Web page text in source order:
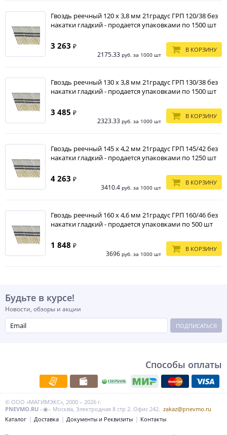
Гвоздь реечный 120 х 3,8 мм 21градус ГРП 120/38 без
накатки гладкий - продается упаковками по 1500 шт
2175.33 руб. за 1000 шт
3 263 ₽ В КОРЗИНУ
Гвоздь реечный 130 х 3,8 мм 21градус ГРП 130/38 без
накатки гладкий - продается упаковками по 1500 шт
2323.33 руб. за 1000 шт
3 485 ₽ В КОРЗИНУ
Гвоздь реечный 145 х 4,2 мм 21градус ГРП 145/42 без
накатки гладкий - продается упаковками по 1250 шт
3410.4 руб. за 1000 шт
4 263 ₽ В КОРЗИНУ
Гвоздь реечный 160 х 4,6 мм 21градус ГРП 160/46 без
накатки гладкий - продается упаковками по 500 шт
3696 руб. за 1000 шт
1 848 ₽ В КОРЗИНУ
Будьте в курсе!
Новости, обзоры и акции
ПОДПИСАТЬСЯ
Способы оплаты
© ООО «МАГИМЭКС», 2000 – 2026 г.
PNEVMO.RU –◉– Москва, Электродная 8 стр 2. Офис 242. zakaz@pnevmo.ru
Каталог
Доставка Документы и Реквизиты Контакты